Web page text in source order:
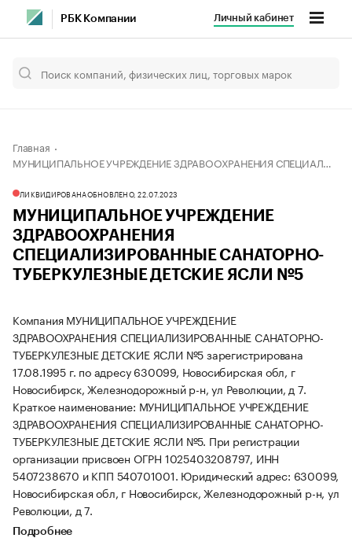
РБК Компании Личный кабинет
Главная
МУНИЦИПАЛЬНОЕ УЧРЕЖДЕНИЕ ЗДРАВООХРАНЕНИЯ СПЕЦИАЛИЗИРОВАННЫЕ САНАТОРНО-ТУБЕРКУЛЕЗНЫЕ ДЕТСКИЕ ЯСЛИ №5
ЛИКВИДИРОВАНАОБНОВЛЕНО, 22.07.2023
МУНИЦИПАЛЬНОЕ УЧРЕЖДЕНИЕ
ЗДРАВООХРАНЕНИЯ
СПЕЦИАЛИЗИРОВАННЫЕ САНАТОРНО-
ТУБЕРКУЛЕЗНЫЕ ДЕТСКИЕ ЯСЛИ №5
Компания МУНИЦИПАЛЬНОЕ УЧРЕЖДЕНИЕ
ЗДРАВООХРАНЕНИЯ СПЕЦИАЛИЗИРОВАННЫЕ САНАТОРНО-
ТУБЕРКУЛЕЗНЫЕ ДЕТСКИЕ ЯСЛИ №5 зарегистрирована
17.08.1995 г. по адресу 630099, Новосибирская обл, г
Новосибирск, Железнодорожный р-н, ул Революции, д 7.
Краткое наименование: МУНИЦИПАЛЬНОЕ УЧРЕЖДЕНИЕ
ЗДРАВООХРАНЕНИЯ СПЕЦИАЛИЗИРОВАННЫЕ САНАТОРНО-
ТУБЕРКУЛЕЗНЫЕ ДЕТСКИЕ ЯСЛИ №5. При регистрации
организации присвоен ОГРН 1025403208797, ИНН
5407238670 и КПП 540701001. Юридический адрес: 630099,
Новосибирская обл, г Новосибирск, Железнодорожный р-н, ул
Революции, д 7.
Подробнее